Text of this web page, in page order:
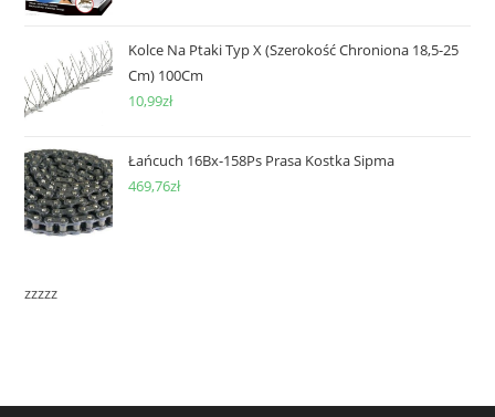
Kolce Na Ptaki Typ X (Szerokość Chroniona 18,5-25
Cm) 100Cm
10,99zł
Łańcuch 16Bx-158Ps Prasa Kostka Sipma
469,76zł
zzzzz